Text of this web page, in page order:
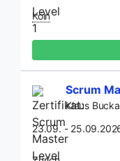
Köln
Scrum
Klaus
23.09. -